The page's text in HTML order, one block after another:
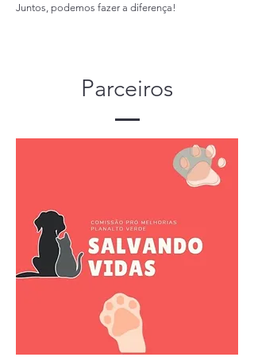
Juntos, podemos fazer a diferença!
Parceiros